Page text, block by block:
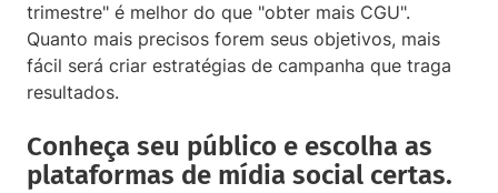
trimestre" é melhor do que "obter mais CGU".
Quanto mais precisos forem seus objetivos, mais
fácil será criar estratégias de campanha que traga
resultados.
Conheça seu público e escolha as
plataformas de mídia social certas.